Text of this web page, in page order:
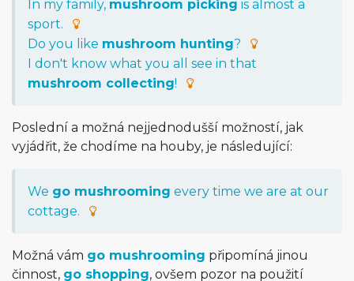
In my family, mushroom picking is almost a
sport.
Do you like mushroom hunting?
I don't know what you all see in that
mushroom collecting!
Poslední a možná nejjednodušší možností, jak
vyjádřit, že chodíme na houby, je následující:
We go mushrooming every time we are at our
cottage.
Možná vám go mushrooming připomíná jinou
činnost, go shopping, ovšem pozor na použití